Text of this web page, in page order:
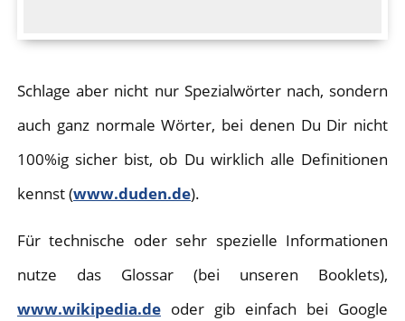
Schlage aber nicht nur Spezialwörter nach, sondern
auch ganz normale Wörter, bei denen Du Dir nicht
100%ig sicher bist, ob Du wirklich alle Definitionen
kennst (www.duden.de).
Für technische oder sehr spezielle Informationen
nutze das Glossar (bei unseren Booklets),
www.wikipedia.de oder gib einfach bei Google